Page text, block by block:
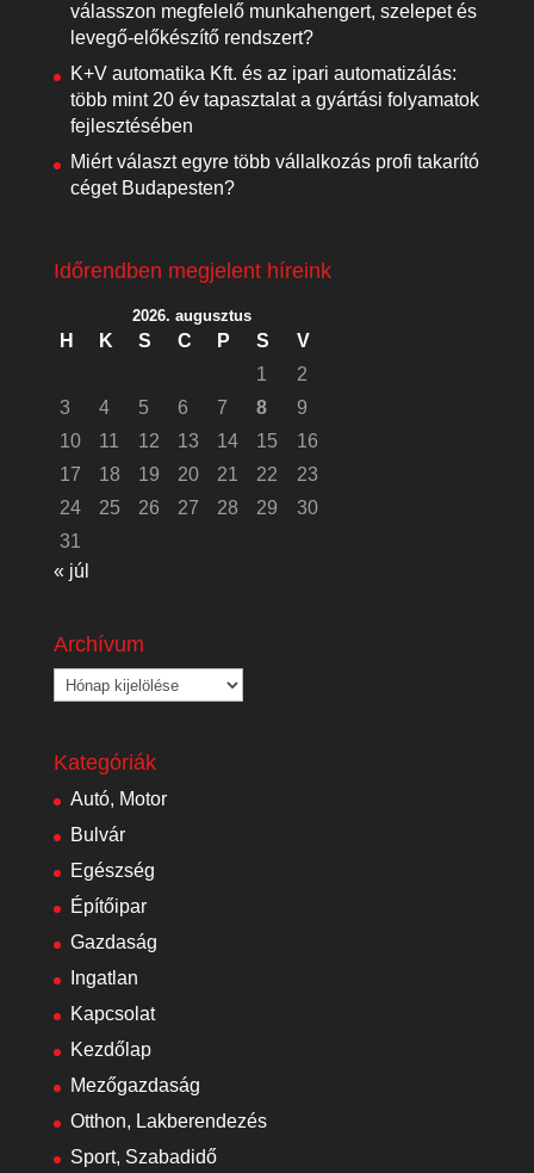
válasszon megfelelő munkahengert, szelepet és
levegő-előkészítő rendszert?
K+V automatika Kft. és az ipari automatizálás:
több mint 20 év tapasztalat a gyártási folyamatok
fejlesztésében
Miért választ egyre több vállalkozás profi takarító
céget Budapesten?
Időrendben megjelent híreink
2026. augusztus
H K S C P S
V
1
2
3
4 5 6 7 8
9
10
11 12 13 14 15
16
17
18 19 20 21 22
23
24
25 26 27 28 29
30
31
« júl
Archívum
Archívum
Kategóriák
Autó, Motor
Bulvár
Egészség
Építőipar
Gazdaság
Ingatlan
Kapcsolat
Kezdőlap
Mezőgazdaság
Otthon, Lakberendezés
Sport, Szabadidő